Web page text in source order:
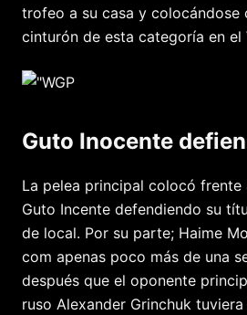
trofeo a su casa y colocándose
cinturón de esta categoría en el
Guto Inocente
La pelea principal colocó
Guto Incente defendiendo su
de local. Por su parte; Haime
com apenas poco más de una
después que el oponente
ruso Alexander Grinchuk